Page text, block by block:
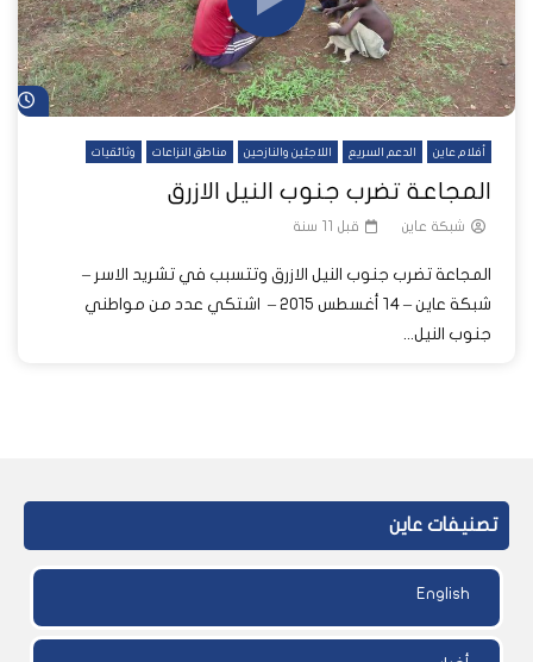
أفلام عاين الدعم السريع اللاجئين والنازحين مناطق النزاعات وثائقيات
المجاعة تضرب جنوب النيل الازرق
شبكة عاين قبل 11 سنة
المجاعة تضرب جنوب النيل الازرق وتتسبب في تشريد الاسر –
شبكة عاين – ١٤ أغسطس ٢٠١٥ – اشتكي عدد من مواطني
جنوب النيل...
تصنيفات عاين
English